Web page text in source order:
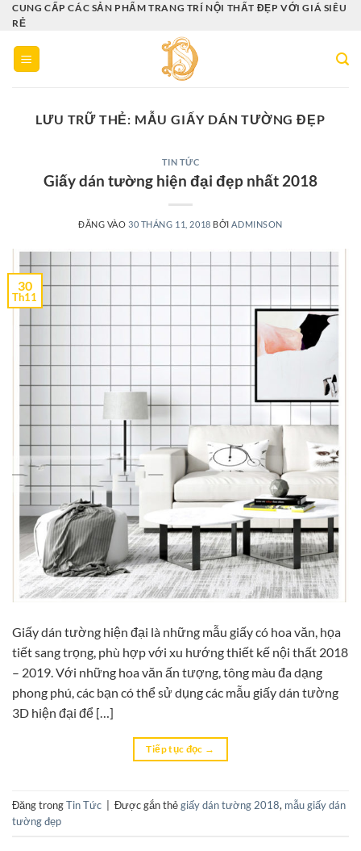
Bỏ
qua
nội
dung
CUNG CẤP CÁC SẢN PHẨM TRANG TRÍ NỘI THẤT ĐẸP VỚI GIÁ SIÊU
RẺ
LƯU TRỮ THẺ: MẪU GIẤY DÁN TƯỜNG ĐẸP
TIN TỨC
Giấy dán tường hiện đại đẹp nhất 2018
ĐĂNG VÀO 30 THÁNG 11, 2018 BỞI ADMINSON
30
Th11
Giấy dán tường hiện đại là những mẫu giấy có hoa văn, họa
tiết sang trọng, phù hợp với xu hướng thiết kế nội thất 2018
– 2019. Với những hoa văn ấn tượng, tông màu đa dạng
phong phú, các bạn có thể sử dụng các mẫu giấy dán tường
3D hiện đại để […]
Tiếp tục đọc →
Đăng trongTin Tức Được gắn thẻgiấy dán tường 2018, mẫu giấy dán
tường đẹp